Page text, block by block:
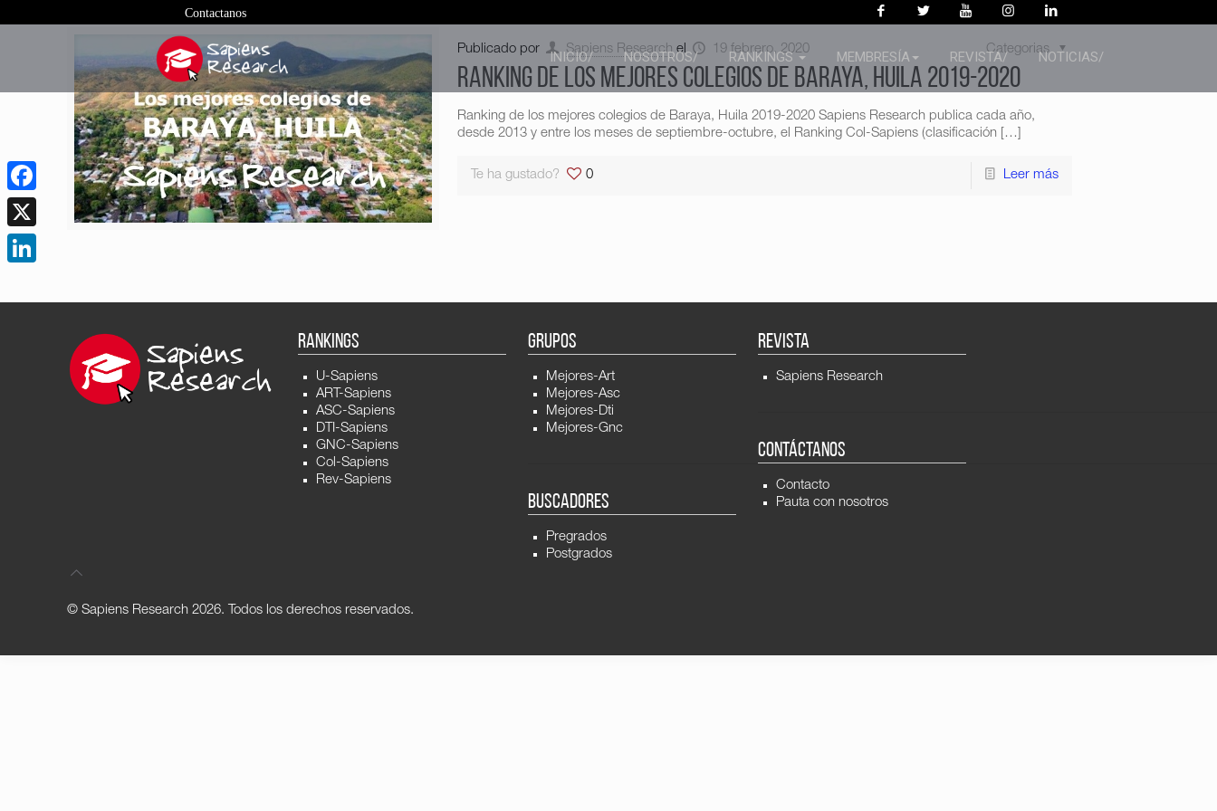
Contactanos
INICIO/ NOSOTROS/ RANKINGS MEMBRESÍA REVISTA/ NOTICIAS/
Publicado por Sapiens Research el 19 febrero, 2020 Categorias
Ranking de los mejores colegios de Baraya, Huila 2019-2020
Ranking de los mejores colegios de Baraya, Huila 2019-2020 Sapiens Research publica cada año,
desde 2013 y entre los meses de septiembre-octubre, el Ranking Col-Sapiens (clasificación[…]
Te ha gustado? 0 Leer más
RANKINGS
U-Sapiens
ART-Sapiens
ASC-Sapiens
DTI-Sapiens
GNC-Sapiens
Col-Sapiens
Rev-Sapiens
GRUPOS
Mejores-Art
Mejores-Asc
Mejores-Dti
Mejores-Gnc
BUSCADORES
Pregrados
Postgrados
REVISTA
Sapiens Research
CONTÁCTANOS
Contacto
Pauta con nosotros
© Sapiens Research2026. Todos los derechos reservados.
Facebook
X